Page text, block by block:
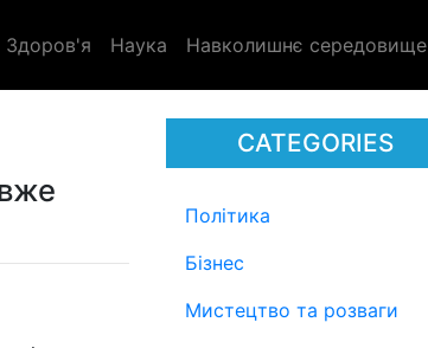
Здоров'я Наука Навколишнє середовище
CATEGORIES
Політика
Бізнес
Мистецтво та розваги